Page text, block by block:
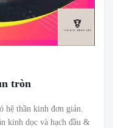
tròn
hệ thần kinh đơn giản.
kinh dọc và hạch đầu &